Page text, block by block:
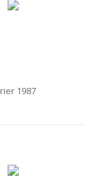
1987